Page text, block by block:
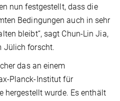
nun festgestellt, dass die
Bedingungen auch in sehr
bleibt“, sagt Chun-Lin Jia,
Jülich forscht.
das an einem
Planck-Institut für
hergestellt wurde. Es enthält